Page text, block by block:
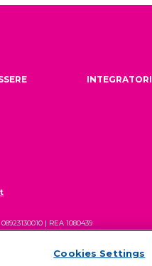
INTEGRATORI
| REA 1080439
Cookies Settings